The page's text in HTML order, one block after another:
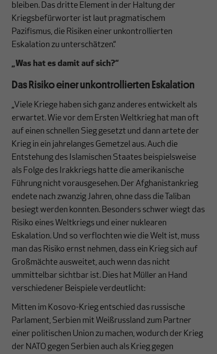
bleiben. Das dritte Element in der Haltung der
Kriegsbefürworter ist laut pragmatischem
Pazifismus, die Risiken einer unkontrollierten
Eskalation zu unterschätzen.“
„Was hat es damit auf sich?“
Das Risiko einer unkontrollierten Eskalation
„Viele Kriege haben sich ganz anderes entwickelt als
erwartet. Wie vor dem Ersten Weltkrieg hat man oft
auf einen schnellen Sieg gesetzt und dann artete der
Krieg in ein jahrelanges Gemetzel aus. Auch die
Entstehung des Islamischen Staates beispielsweise
als Folge des Irakkriegs hatte die amerikanische
Führung nicht vorausgesehen. Der Afghanistankrieg
endete nach zwanzig Jahren, ohne dass die Taliban
besiegt werden konnten. Besonders schwer wiegt das
Risiko eines Weltkriegs und einer nuklearen
Eskalation. Und so verflochten wie die Welt ist, muss
man das Risiko ernst nehmen, dass ein Krieg sich auf
Großmächte ausweitet, auch wenn das nicht
ummittelbar sichtbar ist. Dies hat Müller an Hand
verschiedener Beispiele verdeutlicht:
Mitten im Kosovo-Krieg entschied das russische
Parlament, Serbien mit Weißrussland zum Partner
einer politischen Union zu machen, wodurch der Krieg
der NATO gegen Serbien auch als Krieg gegen